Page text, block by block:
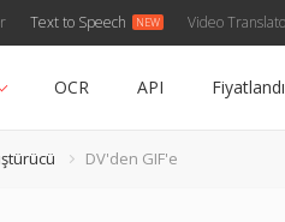
Text to Speech Video
OCR API
DV'den GIF'e